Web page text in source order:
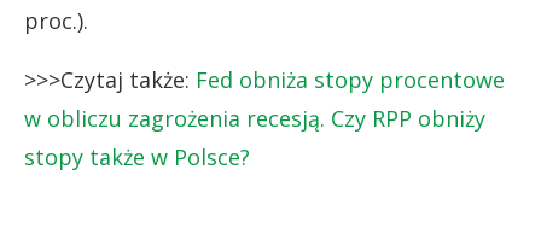
proc.).
>>>Czytaj także: Fed obniża stopy procentowe
w obliczu zagrożenia recesją. Czy RPP obniży
stopy także w Polsce?